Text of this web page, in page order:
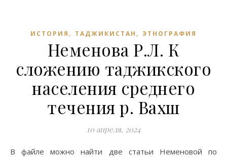
ИСТОРИЯ , ТАДЖИКИСТАН , ЭТНОГРАФИЯ
Неменова Р.Л. К
сложению таджикского
населения среднего
течения р. Вахш
10 апреля, 2024
В файле можно найти две статьи Неменовой по